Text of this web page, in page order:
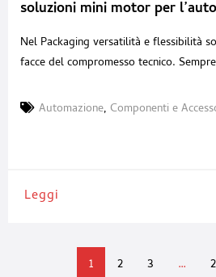
soluzioni mini motor per
Nel Packaging versatilità e flessibilità
facce del compromesso tecnico.
grandi varietà di formati. In questo
Automazione, Componenti e
Leggi
1 2 3 …